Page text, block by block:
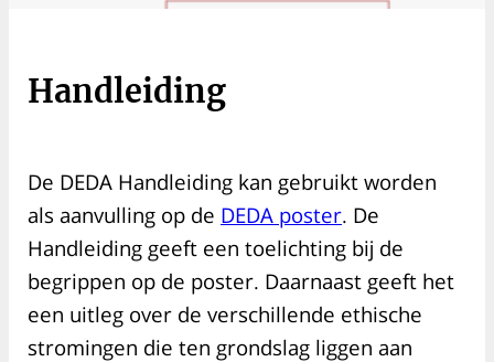
Handleiding
De DEDA Handleiding kan gebruikt worden
als aanvulling op de DEDA poster. De
Handleiding geeft een toelichting bij de
begrippen op de poster. Daarnaast geeft het
een uitleg over de verschillende ethische
stromingen die ten grondslag liggen aan